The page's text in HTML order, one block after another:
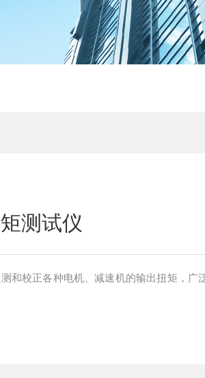
测试仪
和校正各种电机、减速机的输出扭矩，广